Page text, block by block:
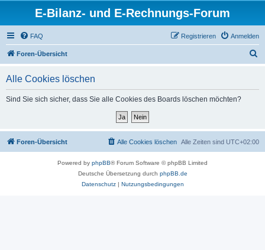
E-Bilanz- und E-Rechnungs-Forum
FAQ Anmelden
Registrieren
Foren-Übersicht
Alle Cookies löschen
Sind Sie sich sicher, dass Sie alle Cookies des Boards löschen möchten?
Foren-Übersicht Alle Zeiten sind UTC+02:00
Alle Cookies löschen
Powered by phpBB® Forum Software © phpBB Limited
Deutsche Übersetzung durch phpBB.de
Datenschutz| Nutzungsbedingungen